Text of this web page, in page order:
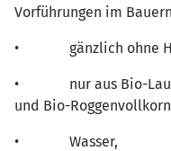
Vorführungen im
• gänzlich ohne
• nur aus Bio-
und Bio-
• Wasser,